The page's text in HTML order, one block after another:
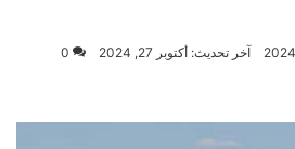
آخر تحديث: أكتوبر 27, 2024 0